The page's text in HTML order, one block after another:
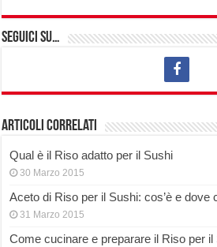
Seguici su…
Articoli correlati
Qual è il Riso adatto per il Sushi
30 Marzo 2015
Aceto di Riso per il Sushi: cos’è e dove
31 Marzo 2015
Come cucinare e preparare il Riso per il